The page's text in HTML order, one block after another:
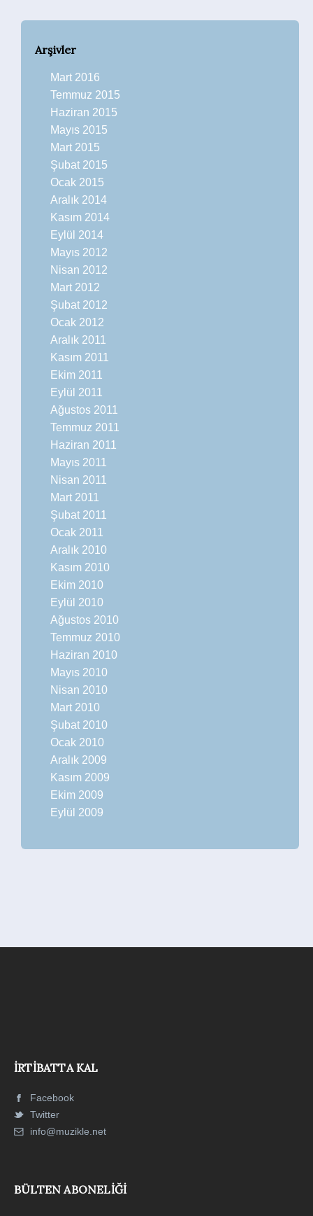
Arşivler
Mart 2016
Temmuz 2015
Haziran 2015
Mayıs 2015
Mart 2015
Şubat 2015
Ocak 2015
Aralık 2014
Kasım 2014
Eylül 2014
Mayıs 2012
Nisan 2012
Mart 2012
Şubat 2012
Ocak 2012
Aralık 2011
Kasım 2011
Ekim 2011
Eylül 2011
Ağustos 2011
Temmuz 2011
Haziran 2011
Mayıs 2011
Nisan 2011
Mart 2011
Şubat 2011
Ocak 2011
Aralık 2010
Kasım 2010
Ekim 2010
Eylül 2010
Ağustos 2010
Temmuz 2010
Haziran 2010
Mayıs 2010
Nisan 2010
Mart 2010
Şubat 2010
Ocak 2010
Aralık 2009
Kasım 2009
Ekim 2009
Eylül 2009
İRTIBATTA KAL
Facebook
Twitter
info@muzikle.net
BÜLTEN ABONELIĞI